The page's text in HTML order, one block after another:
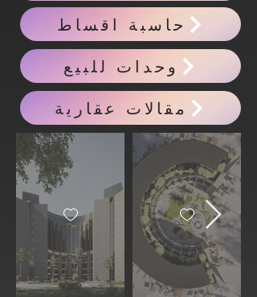
حاسبة اقساط
وحدات للبيع
مقالات عقارية